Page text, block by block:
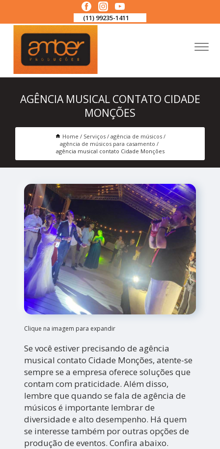
(11) 99235-1411
AGÊNCIA MUSICAL CONTATO CIDADE
MONÇÕES
Home Serviços
agência de músicos
agência de músicos para casamento
agência musical contato Cidade Monções
Clique na imagem para expandir
Se você estiver precisando de agência
musical contato Cidade Monções, atente-se
sempre se a empresa oferece soluções que
contam com praticidade. Além disso,
lembre que quando se fala de agência de
músicos é importante lembrar de
diversidade e alto desempenho. Há quem
se interesse também por outras opções de
produção de eventos. Confira abaixo.